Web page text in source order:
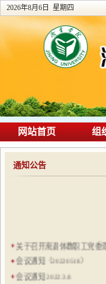
2026年8月6日 星期四
网站首页 组
通知公告
关于召开离退休教职工党委理
会议通知（20220518）
会议通知 2022.3.8